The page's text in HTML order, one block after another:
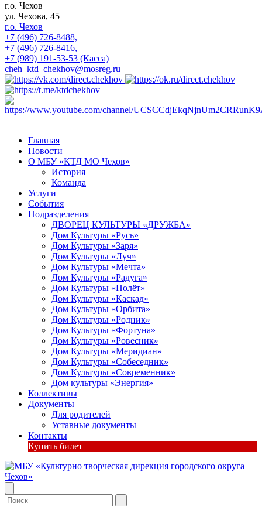
г.о. Чехов
ул. Чехова, 45
г.о. Чехов
+7 (496) 726-8488,
+7 (496) 726-8416,
+7 (989) 191-53-53 (Касса)
cheh_ktd_chekhov@mosreg.ru
Главная
Новости
О МБУ «КТД МО Чехов»
История
Команда
Услуги
События
Подразделения
ДВОРЕЦ КУЛЬТУРЫ «ДРУЖБА»
Дом Культуры «Русь»
Дом Культуры «Заря»
Дом Культуры «Луч»
Дом Культуры «Мечта»
Дом Культуры «Радуга»
Дом Культуры «Полёт»
Дом Культуры «Каскад»
Дом Культуры «Орбита»
Дом Культуры «Родник»
Дом Культуры «Фортуна»
Дом Культуры «Ровесник»
Дом Культуры «Меридиан»
Дом Культуры «Собеседник»
Дом Культуры «Современник»
Дом культуры «Энергия»
Коллективы
Документы
Для родителей
Уставные документы
Контакты
Купить билет